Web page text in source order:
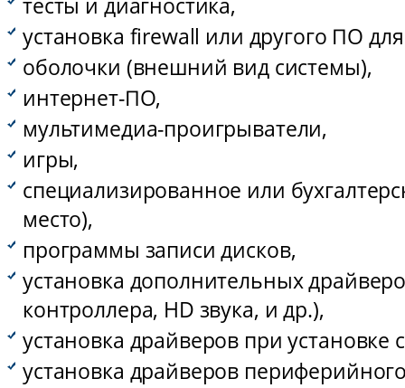
тесты и диагностика,
установка firewall или другого ПО
оболочки (внешний вид системы),
интернет-ПО,
мультимедиа-проигрыватели,
игры,
специализированное или
место),
программы записи дисков,
установка дополнительных
контроллера, HD звука, и др.),
установка драйверов при установке
установка драйверов